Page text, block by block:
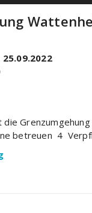
25.09.2022
die
betreuen 4